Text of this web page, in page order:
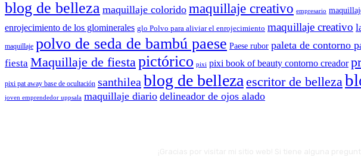
blog de belleza maquillaje colorido maquillaje creativo empresario
enrojecimiento de los glominerales glo Polvo para aliviar el enrojecimiento maquillaje creativo
maquillaje polvo de seda de bambú paese Paese rubor paleta de contorno
fiesta Maquillaje de fiestapictórico pixi pixi book of beauty contorno creador
pixi pat away base de ocultación santhilea blog de belleza escritor de belleza
joven emprendedor uppsala maquillaje diario delineador de ojos alado